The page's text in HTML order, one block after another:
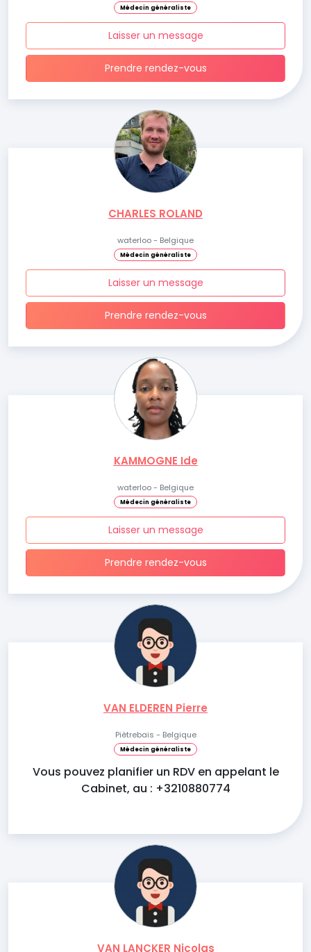
Médecin généraliste
Laisser un message
Prendre rendez-vous
CHARLES ROLAND
waterloo - Belgique
Médecin généraliste
Laisser un message
Prendre rendez-vous
KAMMOGNE Ide
waterloo - Belgique
Médecin généraliste
Laisser un message
Prendre rendez-vous
VAN ELDEREN Pierre
Piètrebais - Belgique
Médecin généraliste
Vous pouvez planifier un RDV en appelant le
Cabinet, au : +3210880774
VAN LANCKER Nicolas